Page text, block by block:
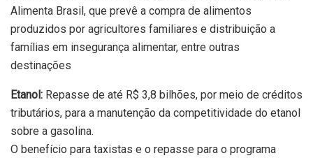
Alimenta Brasil, que prevê a compra de alimentos
produzidos por agricultores familiares e distribuição a
famílias em insegurança alimentar, entre outras
destinações
Etanol: Repasse de até R$ 3,8 bilhões, por meio de créditos
tributários, para a manutenção da competitividade do etanol
sobre a gasolina.
O benefício para taxistas e o repasse para o programa